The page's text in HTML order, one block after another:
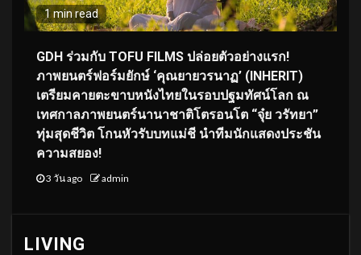
1 min read
GDH ร่วมกับ TOFU FILMS ปล่อยตัวอย่างแรก!
ภาพยนตร์ฟอร์มยักษ์ ‘คุณยายวรนาฏ’ (INHERIT)
เตรียมคายตะขาบหนังไทยในรอบปฐมทัศน์โลก ณ
เทศกาลภาพยนตร์นานาชาติโตรอนโต “จุ๋ย วรัทยา”
ทุ่มสุดชีวิต โกนหัวรับบทแม่ชี นำทีมนักแสดงประชัน
ความสยอง!
3 วัน ago admin
LIVING